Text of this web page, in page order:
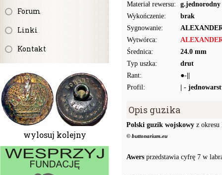
Forum
Linki
Kontakt
wylosuj kolejny
Materiał rewersu:
g.jednorodny
Wykończenie:
brak
Sygnowanie:
Wytwórca:
Średnica:
24.0 mm
Typ uszka:
drut
Rant:
●-||
Profil:
| -
Opis guzika
Polski guzik wojskowy z
© buttonarium.eu
Awers przedstawia cyfrę 7 w